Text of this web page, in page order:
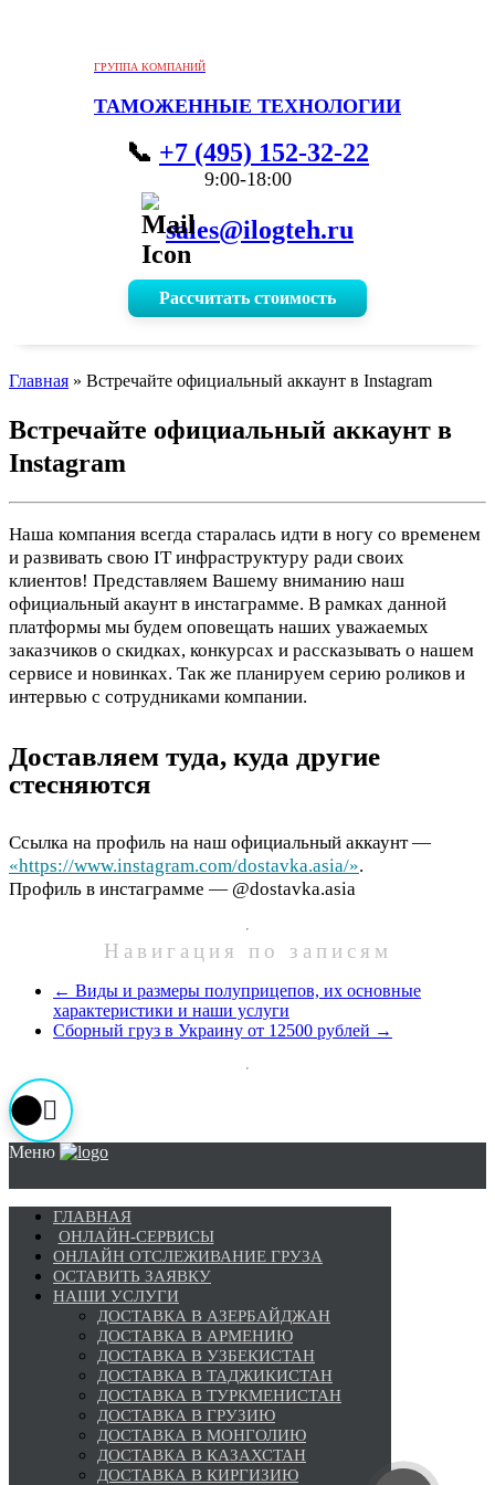
ГРУППА КОМПАНИЙ
ТАМОЖЕННЫЕ ТЕХНОЛОГИИ
+7 (495) 152-32-22
9:00-18:00
sales@ilogteh.ru
Рассчитать стоимость
Главная » Встречайте официальный аккаунт в Instagram
Встречайте официальный аккаунт в
Instagram
Наша компания всегда старалась идти в ногу со временем
и развивать свою IT инфраструктуру ради своих
клиентов! Представляем Вашему вниманию наш
официальный акаунт в инстаграмме. В рамках данной
платформы мы будем оповещать наших уважаемых
заказчиков о скидках, конкурсах и рассказывать о нашем
сервисе и новинках. Так же планируем серию роликов и
интервью с сотрудниками компании.
Доставляем туда, куда другие
стесняются
Ссылка на профиль на наш официальный аккаунт —
«https://www.instagram.com/dostavka.asia/».
Профиль в инстаграмме — @dostavka.asia
Навигация по записям
← Виды и размеры полуприцепов, их основные
характеристики и наши услуги
Сборный груз в Украину от 12500 рублей →
Меню
ГЛАВНАЯ
ОНЛАЙН-СЕРВИСЫ
ОНЛАЙН ОТСЛЕЖИВАНИЕ ГРУЗА
ОСТАВИТЬ ЗАЯВКУ
НАШИ УСЛУГИ
ДОСТАВКА В АЗЕРБАЙДЖАН
ДОСТАВКА В АРМЕНИЮ
ДОСТАВКА В УЗБЕКИСТАН
ДОСТАВКА В ТАДЖИКИСТАН
ДОСТАВКА В ТУРКМЕНИСТАН
ДОСТАВКА В ГРУЗИЮ
ДОСТАВКА В МОНГОЛИЮ
ДОСТАВКА В КАЗАХСТАН
ДОСТАВКА В КИРГИЗИЮ